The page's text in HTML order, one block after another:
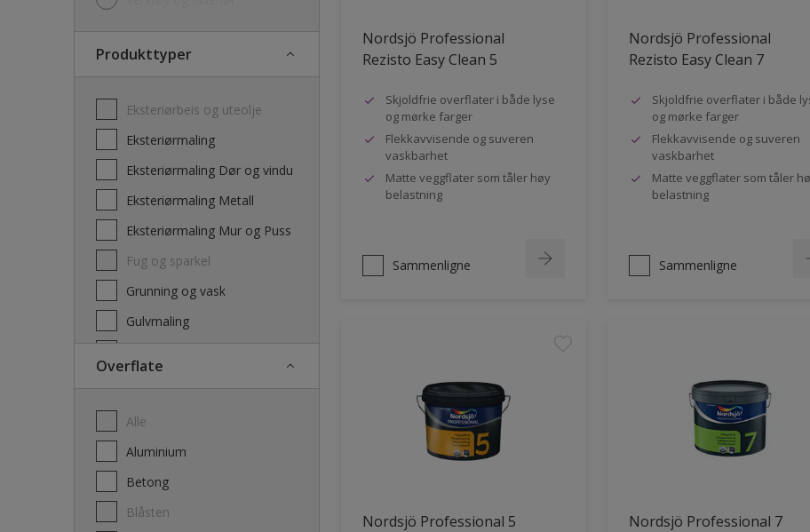
Produkttyper
Eksteriørbeis og uteolje
Eksteriørmaling
Eksteriørmaling Dør og vindu
Eksteriørmaling Metall
Eksteriørmaling Mur og Puss
Fug og sparkel
Grunning og vask
Gulvmaling
Overflate
Alle
Aluminium
Betong
Blåsten
Nordsjö Professional
Rezisto Easy Clean 5
Skjoldfrie overflater i både lyse
og mørke farger
Flekkavvisende og suveren
vaskbarhet
Matte veggflater som tåler høy
belastning
Sammenligne
Nordsjö Professional
Rezisto Easy Clean 7
Skjoldfrie overflater i både
og mørke farger
Flekkavvisende og suveren
vaskbarhet
Matte veggflater som tåler
belastning
Sammenligne
Nordsjö Professional 5 Nordsjö Professional 7